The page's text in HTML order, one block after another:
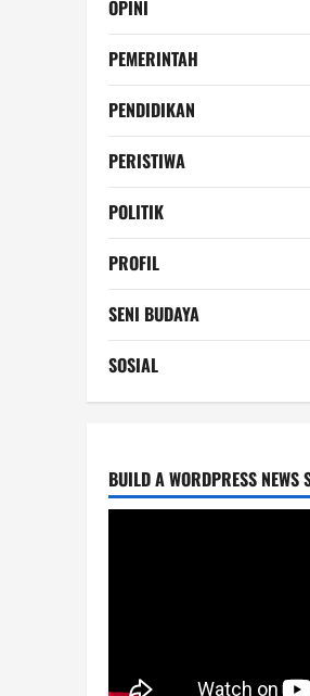
OPINI
PEMERINTAH
PENDIDIKAN
PERISTIWA
POLITIK
PROFIL
SENI BUDAYA
SOSIAL
BUILD A WORDPRESS NEWS